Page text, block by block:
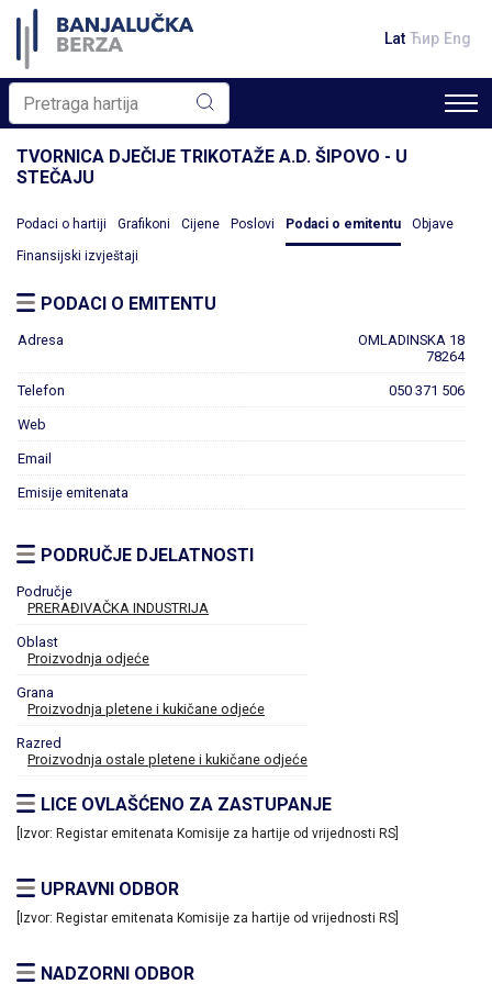
Lat Ћир Eng
TVORNICA DJEČIJE TRIKOTAŽE A.D. ŠIPOVO - U
STEČAJU
Podaci o hartiji Grafikoni Cijene Poslovi Podaci o emitentu Objave
Finansijski izvještaji
PODACI O EMITENTU
Adresa
OMLADINSKA 18
78264
Telefon 050 371 506
Web
Email
Emisije emitenata
PODRUČJE DJELATNOSTI
Područje
PRERAĐIVAČKA INDUSTRIJA
Oblast
Proizvodnja odjeće
Grana
Proizvodnja pletene i kukičane odjeće
Razred
Proizvodnja ostale pletene i kukičane odjeće
LICE OVLAŠĆENO ZA ZASTUPANJE
[Izvor: Registar emitenata Komisije za hartije od vrijednosti RS]
UPRAVNI ODBOR
[Izvor: Registar emitenata Komisije za hartije od vrijednosti RS]
NADZORNI ODBOR